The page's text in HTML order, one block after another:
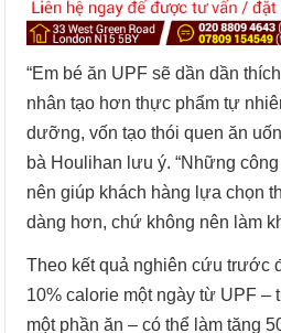
“Em bé ăn UPF sẽ dần dần
nhân tạo hơn thực phẩm tự
dưỡng, vốn tạo thói quen ăn
bà Houlihan lưu ý. “Những
nên giúp khách hàng lựa chọn
dàng hơn, chứ không nên làm
Theo kết quả nghiên cứu trước
10% calorie một ngày từ UPF
một phần ăn – có thể làm tăng